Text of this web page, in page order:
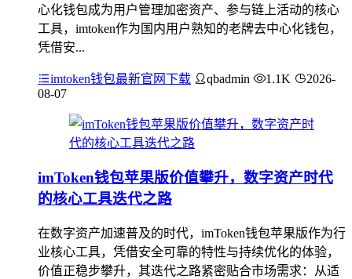
心化钱包成为用户管理加密资产、参与链上活动的核心
工具，imtoken作为国内用户熟知的老牌去中心化钱包，
凭借安...
imtoken钱包最新官网下载 qbadmin 1.1K
2026-
08-07
imToken钱包苹果版价值攀升，数字资产时代
的核心工具迭代之路
在数字资产加速普及的时代，imToken钱包苹果版作为行
业核心工具，凭借安全可靠的特性与持续优化的体验，
价值正稳步攀升，其迭代之路紧密贴合市场需求：从适